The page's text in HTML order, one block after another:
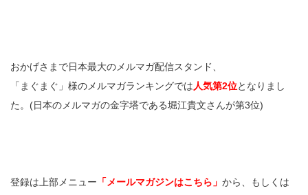
おかげさまで日本最大のメルマガ配信スタンド、
「まぐまぐ」様のメルマガランキングでは人気第2位となりまし
た。(日本のメルマガの金字塔である堀江貴文さんが第3位)
登録は上部メニュー 「メールマガジンはこちら」 から、もしくは